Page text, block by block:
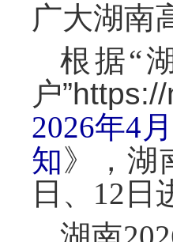
广大湖南
根据“
户
2026年4
知》，湖
日、12日